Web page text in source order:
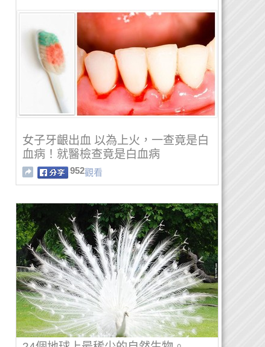
女子牙齦出血 以為上火，一查竟是白
血病！就醫檢查竟是白血病
952觀看